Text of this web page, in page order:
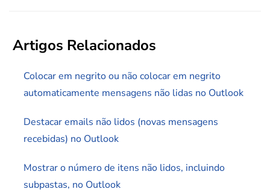
Artigos Relacionados
Colocar em negrito ou não colocar em negrito
automaticamente mensagens não lidas no Outlook
Destacar emails não lidos (novas mensagens
recebidas) no Outlook
Mostrar o número de itens não lidos, incluindo
subpastas, no Outlook